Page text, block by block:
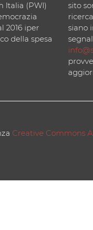
Italia (PWI)
2016 iper
della spesa
sito
siano
Creative Commons